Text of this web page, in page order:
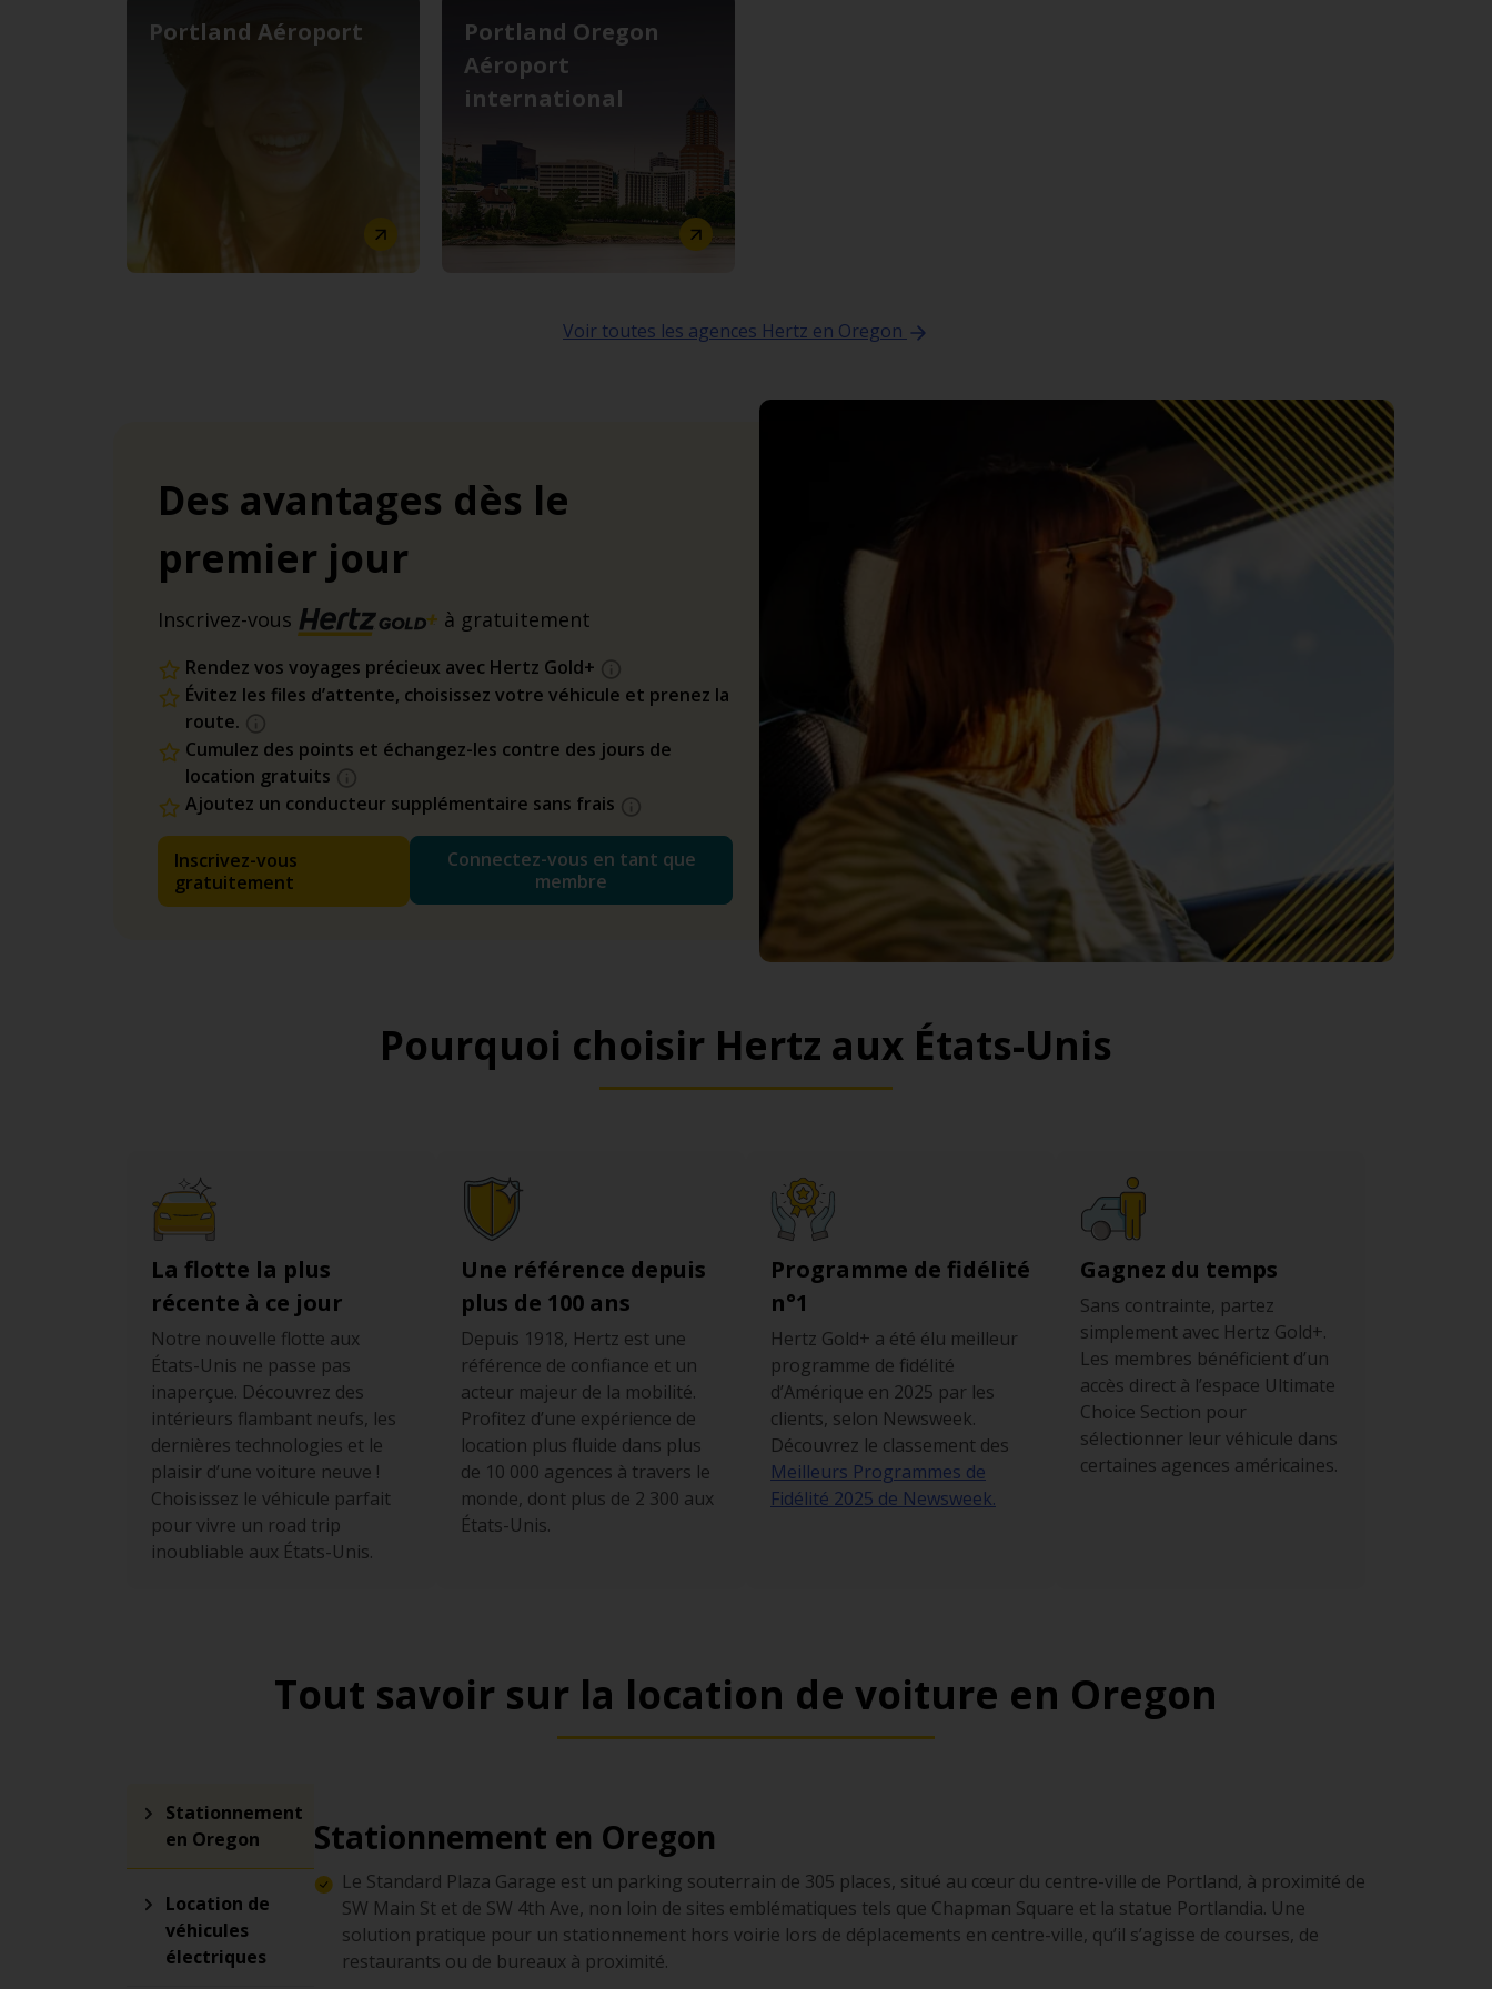
Portland Aéroport
Portland Oregon
Aéroport
international
Voir toutes les agences Hertz en Oregon
Des avantages dès le
premier jour
Inscrivez-vous à gratuitement
Rendez vos voyages précieux avec Hertz Gold+
Évitez les files d’attente, choisissez votre véhicule et prenez la
route.
Cumulez des points et échangez-les contre des jours de
location gratuits
Ajoutez un conducteur supplémentaire sans frais
Inscrivez-vous
gratuitement
Connectez-vous en tant que
membre
Pourquoi choisir Hertz aux États-Unis
La flotte la plus
récente à ce jour
Notre nouvelle flotte aux
États-Unis ne passe pas
inaperçue. Découvrez des
intérieurs flambant neufs, les
dernières technologies et le
plaisir d’une voiture neuve !
Choisissez le véhicule parfait
pour vivre un road trip
inoubliable aux États-Unis.
Une référence depuis
plus de 100 ans
Depuis 1918, Hertz est une
référence de confiance et un
acteur majeur de la mobilité.
Profitez d’une expérience de
location plus fluide dans plus
de 10 000 agences à travers le
monde, dont plus de 2 300 aux
États-Unis.
Programme de fidélité
n°1
Hertz Gold+ a été élu meilleur
programme de fidélité
d’Amérique en 2025 par les
clients, selon Newsweek.
Découvrez le classement des
Meilleurs Programmes de
Fidélité 2025 de Newsweek.
Gagnez du temps
Sans contrainte, partez
simplement avec Hertz Gold+.
Les membres bénéficient d’un
accès direct à l’espace Ultimate
Choice Section pour
sélectionner leur véhicule dans
certaines agences américaines.
Tout savoir sur la location de voiture en Oregon
Stationnement
en Oregon
Location de
véhicules
électriques
Stationnement en Oregon
Le Standard Plaza Garage est un parking souterrain de 305 places, situé au cœur du centre-ville de Portland, à proximité de
SW Main St et de SW 4th Ave, non loin de sites emblématiques tels que Chapman Square et la statue Portlandia. Une
solution pratique pour un stationnement hors voirie lors de déplacements en centre-ville, qu’il s’agisse de courses, de
restaurants ou de bureaux à proximité.